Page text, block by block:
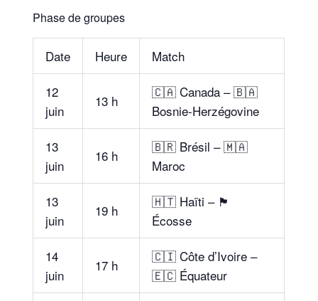
Phase de groupes
Date Heure
Match
12
juin
13 h
🇨🇦 Canada – 🇧🇦
Bosnie-Herzégovine
13
juin
16 h
🇧🇷 Brésil – 🇲🇦
Maroc
13
juin
19 h
🇭🇹 Haïti – 🏴
Écosse
14
juin
17 h
🇨🇮 Côte d’Ivoire –
🇪🇨 Équateur